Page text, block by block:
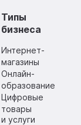
Типы
бизнеса
Интернет-
магазины
Онлайн-
образование
Цифровые
товары
и услуги